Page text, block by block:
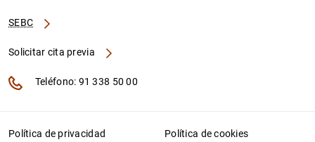
SEBC
Solicitar cita previa
Teléfono: 91 338 50 00
Política de privacidad Política de cookies